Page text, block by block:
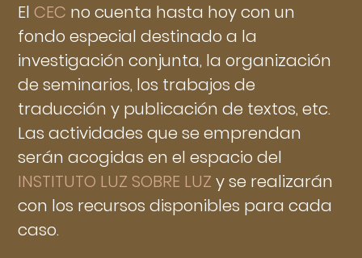
El CEC no cuenta hasta hoy con un
fondo especial destinado a la
investigación conjunta, la organización
de seminarios, los trabajos de
traducción y publicación de textos, etc.
Las actividades que se emprendan
serán acogidas en el espacio del
INSTITUTO LUZ SOBRE LUZ y se realizarán
con los recursos disponibles para cada
caso.